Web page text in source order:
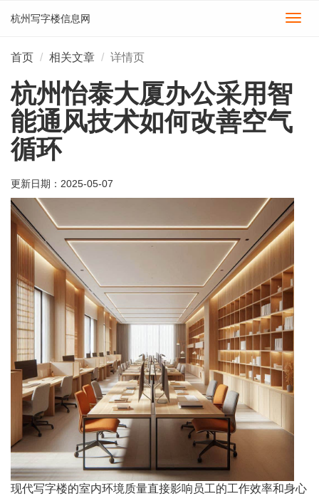
切
杭州写字楼信息网
首页 相关文章 详情页
杭州怡泰大厦办公采用智
能通风技术如何改善空气
循环
更新日期： 2025-05-07
现代写字楼的室内环境质量直接影响员工的工作效率和身心